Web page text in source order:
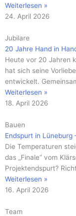
Weiterlesen »
24. April 2026
Jubilare
20 Jahre Hand in
Heute vor 20 Jahren
hat sich seine
entwickelt.
Weiterlesen »
18. April 2026
Bauen
Endspurt in Lüneburg
Die Temperaturen
das „Finale“ vom
Projektendspurt?
Weiterlesen »
16. April 2026
Team